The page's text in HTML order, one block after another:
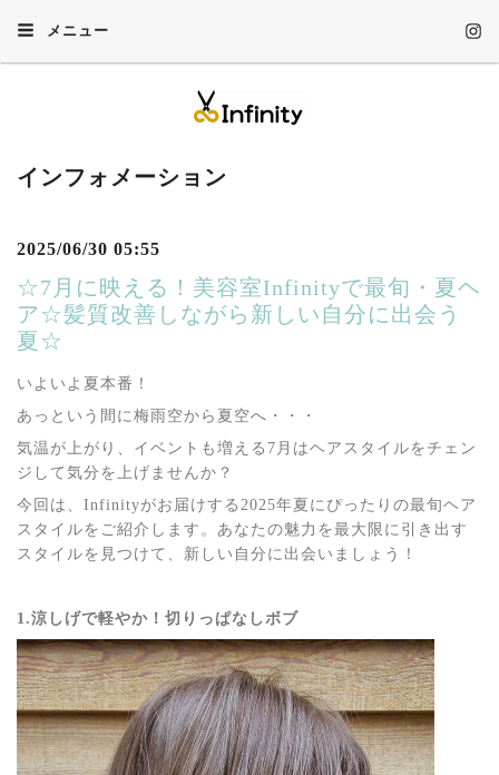
メニュー
インフォメーション
2025/06/30 05:55
☆7月に映える！美容室Infinityで最旬・夏ヘ
ア☆髪質改善しながら新しい自分に出会う
夏☆
いよいよ夏本番！
あっという間に梅雨空から夏空へ・・・
気温が上がり、イベントも増える7月はヘアスタイルをチェン
ジして気分を上げませんか？
今回は、Infinityがお届けする2025年夏にぴったりの最旬ヘア
スタイルをご紹介します。あなたの魅力を最大限に引き出す
スタイルを見つけて、新しい自分に出会いましょう！
1.涼しげで軽やか！切りっぱなしボブ